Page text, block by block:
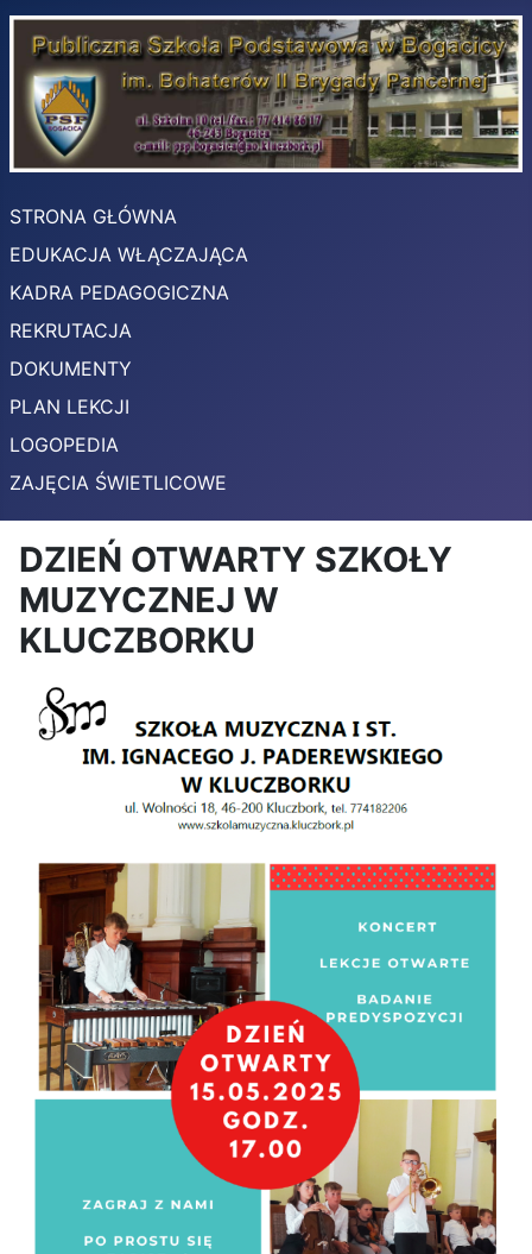
STRONA GŁÓWNA
EDUKACJA WŁĄCZAJĄCA
KADRA PEDAGOGICZNA
REKRUTACJA
DOKUMENTY
PLAN LEKCJI
LOGOPEDIA
ZAJĘCIA ŚWIETLICOWE
DZIEŃ OTWARTY SZKOŁY
MUZYCZNEJ W
KLUCZBORKU